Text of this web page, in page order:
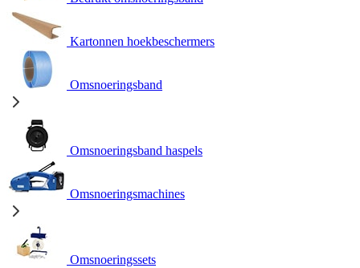
Kartonnen hoekbeschermers
Omsnoeringsband
Omsnoeringsband haspels
Omsnoeringsmachines
Omsnoeringssets